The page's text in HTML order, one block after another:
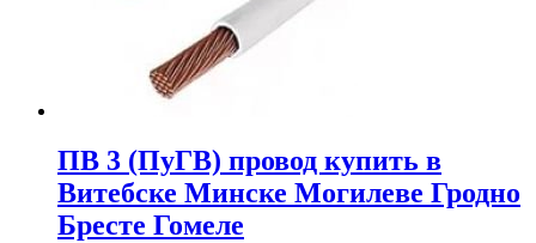
ПВ 3 (ПуГВ) провод купить в
Витебске Минске Могилеве Гродно
Бресте Гомеле